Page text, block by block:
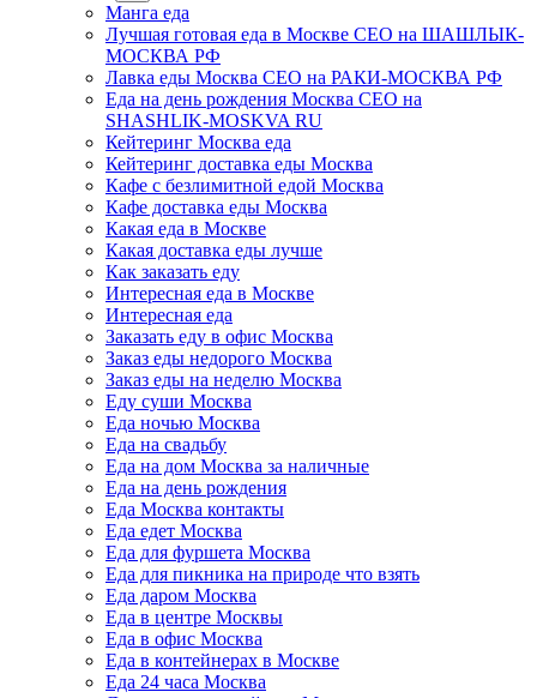
Манга еда
Лучшая готовая еда в Москве СЕО на ШАШЛЫК-
МОСКВА РФ
Лавка еды Москва СЕО на РАКИ-МОСКВА РФ
Еда на день рождения Москва СЕО на
SHASHLIK-MOSKVA RU
Кейтеринг Москва еда
Кейтеринг доставка еды Москва
Кафе с безлимитной едой Москва
Кафе доставка еды Москва
Какая еда в Москве
Какая доставка еды лучше
Как заказать еду
Интересная еда в Москве
Интересная еда
Заказать еду в офис Москва
Заказ еды недорого Москва
Заказ еды на неделю Москва
Еду суши Москва
Еда ночью Москва
Еда на свадьбу
Еда на дом Москва за наличные
Еда на день рождения
Еда Москва контакты
Еда едет Москва
Еда для фуршета Москва
Еда для пикника на природе что взять
Еда даром Москва
Еда в центре Москвы
Еда в офис Москва
Еда в контейнерах в Москве
Еда 24 часа Москва